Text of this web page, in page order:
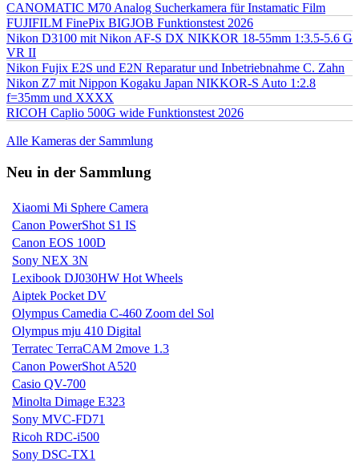
CANOMATIC M70 Analog Sucherkamera für Instamatic Film
FUJIFILM FinePix BIGJOB Funktionstest 2026
Nikon D3100 mit Nikon AF-S DX NIKKOR 18-55mm 1:3.5-5.6 G
VR II
Nikon Fujix E2S und E2N Reparatur und Inbetriebnahme C. Zahn
Nikon Z7 mit Nippon Kogaku Japan NIKKOR-S Auto 1:2.8
f=35mm und XXXX
RICOH Caplio 500G wide Funktionstest 2026
Alle Kameras der Sammlung
Neu in der Sammlung
Xiaomi Mi Sphere Camera
Canon PowerShot S1 IS
Canon EOS 100D
Sony NEX 3N
Lexibook DJ030HW Hot Wheels
Aiptek Pocket DV
Olympus Camedia C-460 Zoom del Sol
Olympus mju 410 Digital
Terratec TerraCAM 2move 1.3
Canon PowerShot A520
Casio QV-700
Minolta Dimage E323
Sony MVC-FD71
Ricoh RDC-i500
Sony DSC-TX1